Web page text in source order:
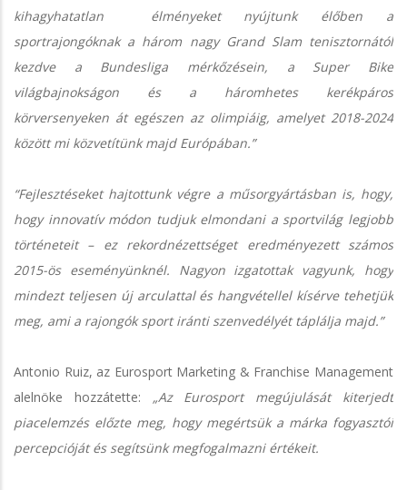
kihagyhatatlan élményeket nyújtunk élőben a
sportrajongóknak a három nagy Grand Slam tenisztornától
kezdve a Bundesliga mérkőzésein, a Super Bike
világbajnokságon és a háromhetes kerékpáros
körversenyeken át egészen az olimpiáig, amelyet 2018-2024
között mi közvetítünk majd Európában.”
“Fejlesztéseket hajtottunk végre a műsorgyártásban is, hogy,
hogy innovatív módon tudjuk elmondani a sportvilág legjobb
történeteit – ez rekordnézettséget eredményezett számos
2015-ös eseményünknél. Nagyon izgatottak vagyunk, hogy
mindezt teljesen új arculattal és hangvétellel kísérve tehetjük
meg, ami a rajongók sport iránti szenvedélyét táplálja majd.”
Antonio Ruiz, az Eurosport Marketing & Franchise Management
alelnöke hozzátette: „Az Eurosport megújulását kiterjedt
piacelemzés előzte meg, hogy megértsük a márka fogyasztói
percepcióját és segítsünk megfogalmazni értékeit.